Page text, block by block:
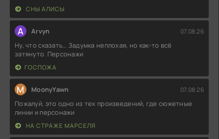
СНЫ АЛИСЫ
A Arvyn 07.08.26
Ну, что сказать… Задумка неплохая, но как-то всё
затянуто. Персонажи
ГОСПОЖА
M MoonyYawn 07.08.26
Пожалуй, это одно из тех произведений, где сюжетные
линии и персонажи
НА СТРАЖЕ МАРСЕЛЯ